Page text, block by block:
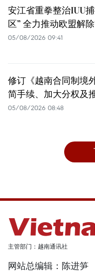
安江省重拳整治IUU
区” 全力推动欧盟解
05/08/2026 09:41
修订《越南合同制境
简手续、加大分权及
05/08/2026 08:48
主管部门：越南通讯社
网站总编辑：陈进笋